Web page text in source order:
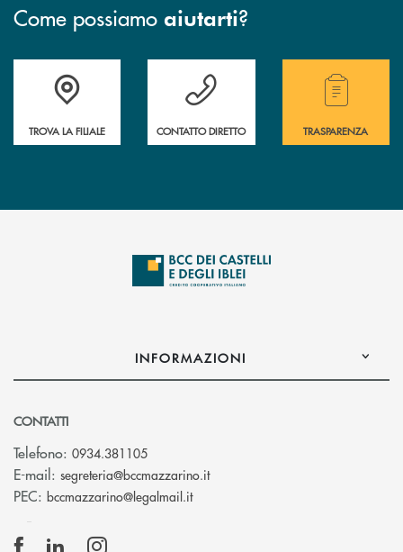
Come possiamo aiutarti?
Accedi all' elenco completo delle filiali .
TROVA LA FILIALE
Hai bisogno di assistenza immediata?
CONTATTO DIRETTO
Hai bisogno di
TRASPARENZA
INFORMAZIONI
CONTATTI
Telefono: 0934.381105
E-mail: segreteria@bccmazzarino.it(si apre l’app di posta
PEC: bccmazzarino@legalmail.it(si apre l’app di posta elettronica)